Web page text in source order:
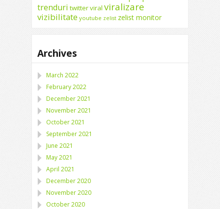
trenduri twitterviral viralizare
vizibilitate youtube zelist zelist monitor
Archives
March 2022
February 2022
December 2021
November 2021
October 2021
September 2021
June 2021
May 2021
April 2021
December 2020
November 2020
October 2020